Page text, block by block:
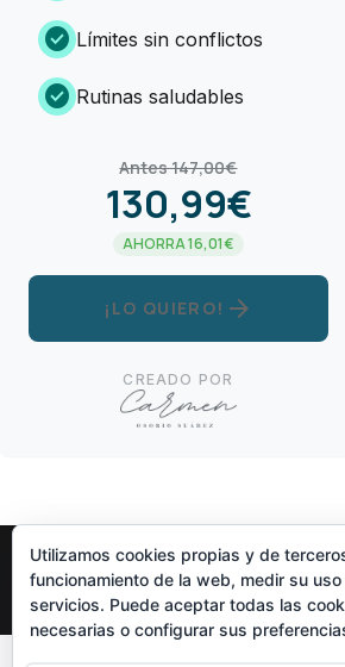
check_circle Límites sin conflictos
check_circle Rutinas saludables
Antes 147,00€
130,99€
AHORRA 16,01€
¡LO QUIERO! arrow_forward
CREADO POR
Diseñado PorElegant Themes|
Utilizamos cookies propias y de
funcionamiento de la web, medir su
servicios. Puede aceptar todas las
necesarias o configurar sus